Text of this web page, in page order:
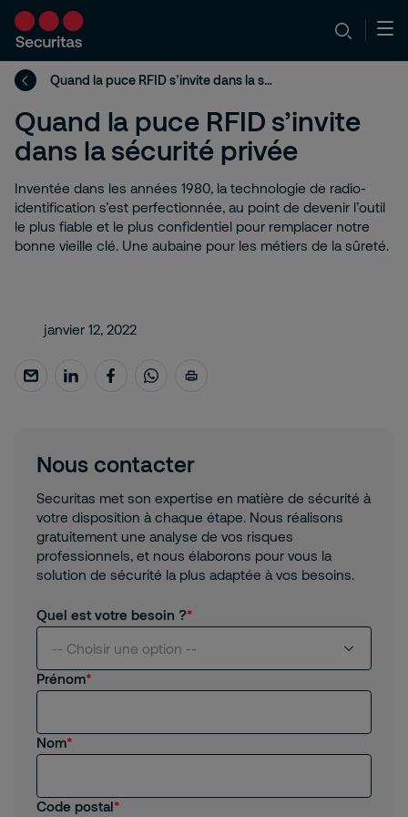
Quand la puce RFID s’invite dans la sécurité privée
Quand la puce RFID s’invite
dans la sécurité privée
Inventée dans les années 1980, la technologie de radio-
identification s’est perfectionnée, au point de devenir l’outil
le plus fiable et le plus confidentiel pour remplacer notre
bonne vieille clé. Une aubaine pour les métiers de la sûreté.
janvier 12, 2022
Nous contacter
Securitas met son expertise en matière de sécurité à
votre disposition à chaque étape. Nous réalisons
gratuitement une analyse de vos risques
professionnels, et nous élaborons pour vous la
solution de sécurité la plus adaptée à vos besoins.
Quel est votre besoin ?
-- Choisir une option --
Je suis client(e) de Securitas
Prénom
Nom
Code postal